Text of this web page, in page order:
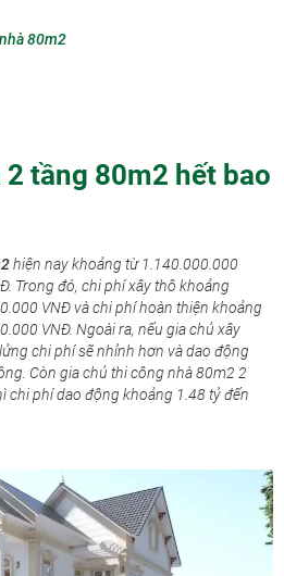
80m2
2 tầng 80m2 hết bao
hiện nay khoảng từ 1.140.000.000
Trong đó, chi phí xây thô khoảng
VNĐ và chi phí hoàn thiện khoảng
VNĐ. Ngoài ra, nếu gia chủ xây
chi phí sẽ nhỉnh hơn và dao động
Còn gia chủ thi công nhà 80m2 2
chi phí dao động khoảng 1.48 tỷ đến